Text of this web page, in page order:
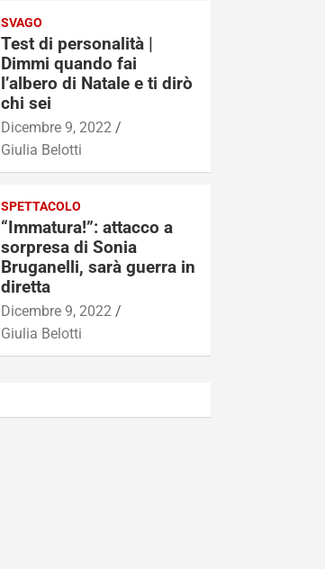
SVAGO
Test di personalità |
Dimmi quando fai
l’albero di Natale e ti dirò
chi sei
Dicembre 9, 2022
Giulia Belotti
SPETTACOLO
“Immatura!”: attacco a
sorpresa di Sonia
Bruganelli, sarà guerra in
diretta
Dicembre 9, 2022
Giulia Belotti